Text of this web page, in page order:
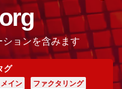
ョンを含みます
グ
イン
ファクタリング